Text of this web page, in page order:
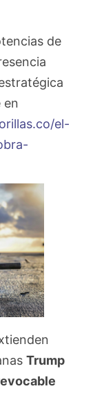
de
en
el-
Trump